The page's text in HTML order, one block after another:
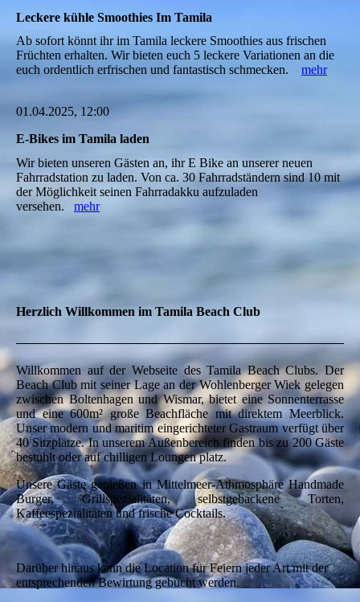
Leckere kühle Smoothies Im Tamila
Ab sofort könnt ihr im Tamila leckere Smoothies aus frischen
Früchten erhalten. Wir bieten euch 5 leckere Variationen an die
euch ordentlich erfrischen und fantastisch schmecken. mehr
01.04.2025, 12:00
E-Bikes im Tamila laden
Wir bieten unseren Gästen an, ihr E Bike an unserer neuen
Fahrradstation zu laden. Von ca. 30 Fahrradständern sind 10 mit
der Möglichkeit seinen Fahrradakku aufzuladen
versehen. mehr
Herzlich Willkommen im Tamila Beach Club
Willkommen auf der Webseite des Tamila Beach Clubs. Der
Beach Club mit seiner Lage an der Wohlenberger Wiek gelegen
zwischen Boltenhagen und Wismar, bietet eine Sonnenterrasse
und eine 600m² große Beachfläche mit direktem Meerblick.
Unser modern und maritim eingerichteter Gastraum verfügt über
40 Sitzplätze. In unserem Außenbereich finden bis zu 200 Gäste
bestuhlt oder auf chilligen Loungen platz.
Unsere Gäste genießen in Mittelmeer-Athmosphäre Handmade
Burger, Grillspezialitäten, selbstgebackene Torten,
Kaffeespezialitäten und frische Cocktails.
Darüber hinaus kann die Location für Feiern jeder Art mit der
entsprechenden Bewirtung gebucht werden.